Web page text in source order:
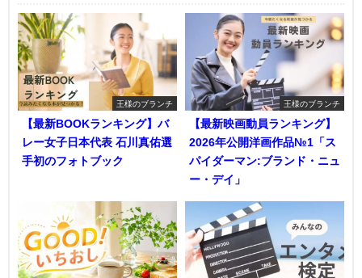
王様のブランチ
【最新BOOKランキング】バ
レー女子日本代表 石川真佑選
手初のフォトブック
王様のブランチ
【最新映画動員ランキング】
2026年公開洋画作品№1「ス
パイダーマン:ブランド・ニュ
ー・デイ」